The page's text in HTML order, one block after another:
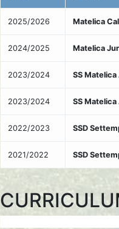
2025/2026 Matelica
2024/2025 Matelica
2023/2024 SS
2023/2024 SS
2022/2023 SSD
2021/2022 SSD